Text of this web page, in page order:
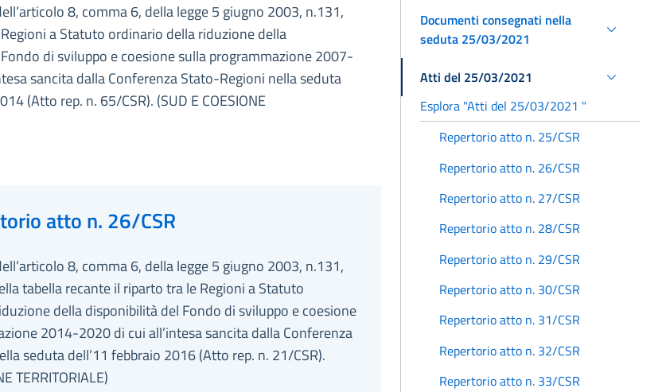
8, comma 6, della legge 5 giugno 2003, n.131,
a Statuto ordinario della riduzione della
di sviluppo e coesione sulla programmazione 2007-
sancita dalla Conferenza Stato-Regioni nella seduta
(Atto rep. n. 65/CSR). (SUD E COESIONE
atto n. 26/CSR
8, comma 6, della legge 5 giugno 2003, n.131,
tabella recante il riparto tra le Regioni a Statuto
della disponibilità del Fondo di sviluppo e coesione
2014-2020 di cui all’intesa sancita dalla Conferenza
seduta dell’11 febbraio 2016 (Atto rep. n. 21/CSR).
TERRITORIALE)
Documenti consegnati nella
seduta 25/03/2021
Atti del 25/03/2021
Esplora "Atti del 25/03/2021 "
Repertorio atto n. 25/CSR
Repertorio atto n. 26/CSR
Repertorio atto n. 27/CSR
Repertorio atto n. 28/CSR
Repertorio atto n. 29/CSR
Repertorio atto n. 30/CSR
Repertorio atto n. 31/CSR
Repertorio atto n. 32/CSR
Repertorio atto n. 33/CSR